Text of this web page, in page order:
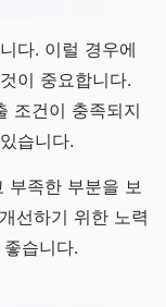
다. 이럴 경우에
이 중요합니다.
조건이 충족되지
습니다.
부족한 부분을 보
선하기 위한 노력
습니다.